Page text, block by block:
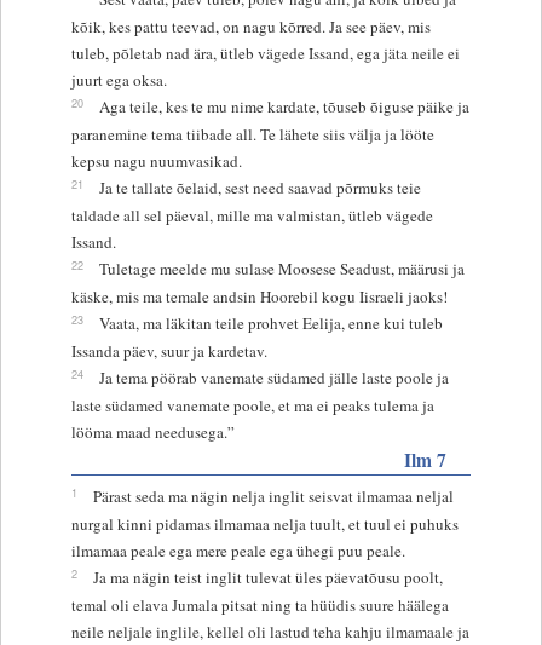
kõik, kes pattu teevad, on nagu kõrred. Ja see päev, mis
tuleb, põletab nad ära, ütleb vägede Issand, ega jäta neile ei
juurt ega oksa.
20
Aga teile, kes te mu nime kardate, tõuseb õiguse päike ja
paranemine tema tiibade all. Te lähete siis välja ja lööte
kepsu nagu nuumvasikad.
21
Ja te tallate õelaid, sest need saavad põrmuks teie
taldade all sel päeval, mille ma valmistan, ütleb vägede
Issand.
22
Tuletage meelde mu sulase Moosese Seadust, määrusi ja
käske, mis ma temale andsin Hoorebil kogu Iisraeli jaoks!
23
Vaata, ma läkitan teile prohvet Eelija, enne kui tuleb
Issanda päev, suur ja kardetav.
24
Ja tema pöörab vanemate südamed jälle laste poole ja
laste südamed vanemate poole, et ma ei peaks tulema ja
lööma maad needusega.”
Ilm 7
1
Pärast seda ma nägin nelja inglit seisvat ilmamaa neljal
nurgal kinni pidamas ilmamaa nelja tuult, et tuul ei puhuks
ilmamaa peale ega mere peale ega ühegi puu peale.
2
Ja ma nägin teist inglit tulevat üles päevatõusu poolt,
temal oli elava Jumala pitsat ning ta hüüdis suure häälega
neile neljale inglile, kellel oli lastud teha kahju ilmamaale ja